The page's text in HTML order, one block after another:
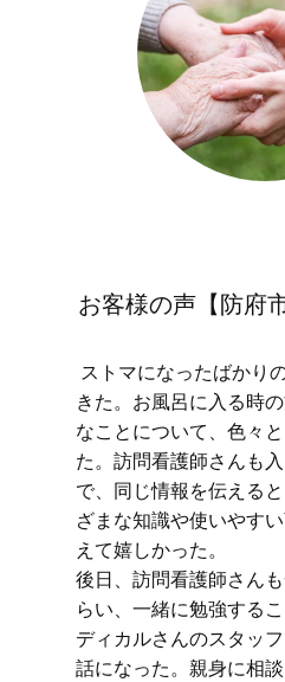
お客様の声【防府
ストマになったばかり
きた。お風呂に入る時
なことについて、色々
た。訪問看護師さんも
で、同じ情報を伝える
ざまな知識や使いやす
えて嬉しかった。
後日、訪問看護師さん
らい、一緒に勉強する
ディカルさんのスタッ
話になった。親身に相